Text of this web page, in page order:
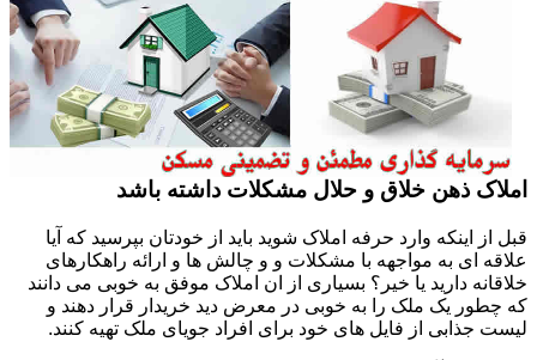
املاک ذهن خلاق و حلال مشکلات داشته باشد
قبل از اینکه وارد حرفه املاک شوید باید از خودتان بپرسید که آیا
علاقه ای به مواجهه با مشکلات و و چالش ها و ارائه راهکارهای
خلاقانه دارید یا خیر؟ بسیاری از ان املاک موفق به خوبی می دانند
که چطور یک ملک را به خوبی در معرض دید خریدار قرار دهند و
لیست جذابی از فایل های خود برای افراد جویای ملک تهیه کنند.